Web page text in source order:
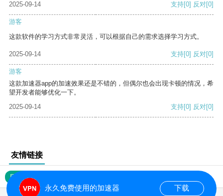
2025-09-14 支持[0] 反对[0]
游客
这款软件的学习方式非常灵活，可以根据自己的需求选择学习方式。
2025-09-14 支持[0] 反对[0]
游客
这款加速器app的加速效果还是不错的，但偶尔也会出现卡顿的情况，希
望开发者能够优化一下。
2025-09-14
支持[0] 反对[0]
友情链接
网站地图
永久免费使用的加速器 下载